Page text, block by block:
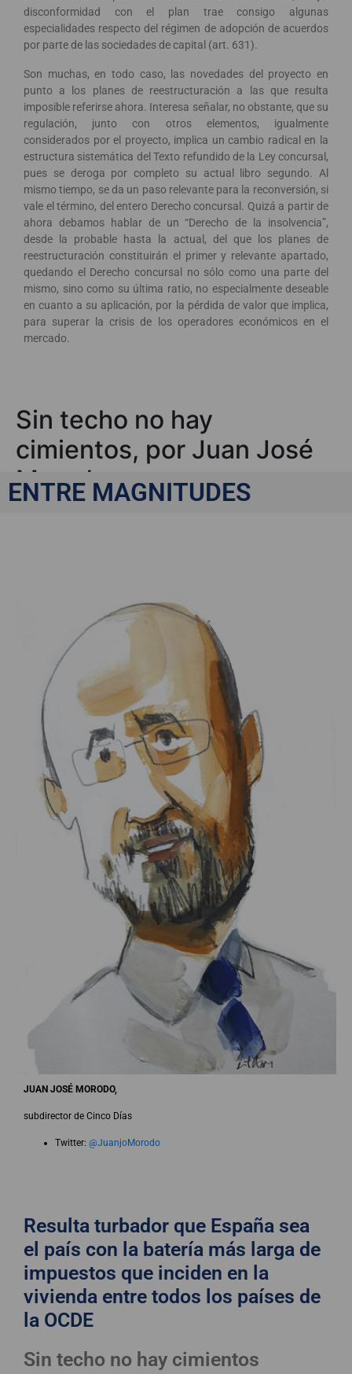
disconformidad con el plan trae consigo algunas
especialidades respecto del régimen de adopción de acuerdos
por parte de las sociedades de capital (art. 631).
Son muchas, en todo caso, las novedades del proyecto en
punto a los planes de reestructuración a las que resulta
imposible referirse ahora. Interesa señalar, no obstante, que su
regulación, junto con otros elementos, igualmente
considerados por el proyecto, implica un cambio radical en la
estructura sistemática del Texto refundido de la Ley concursal,
pues se deroga por completo su actual libro segundo. Al
mismo tiempo, se da un paso relevante para la reconversión, si
vale el término, del entero Derecho concursal. Quizá a partir de
ahora debamos hablar de un “Derecho de la insolvencia”,
desde la probable hasta la actual, del que los planes de
reestructuración constituirán el primer y relevante apartado,
quedando el Derecho concursal no sólo como una parte del
mismo, sino como su última ratio, no especialmente deseable
en cuanto a su aplicación, por la pérdida de valor que implica,
para superar la crisis de los operadores económicos en el
mercado.
Sin techo no hay
cimientos, por Juan José
Morodo
ENTRE MAGNITUDES
JUAN JOSÉ MORODO,
subdirector de Cinco Días
Twitter: @JuanjoMorodo
Resulta turbador que España sea
el país con la batería más larga de
impuestos que inciden en la
vivienda entre todos los países de
la OCDE
Sin techo no hay cimientos